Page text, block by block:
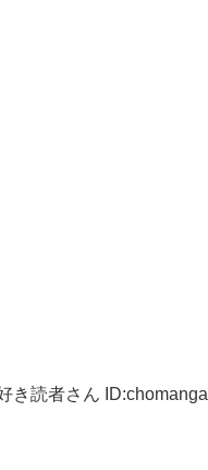
き読者さん ID:chomanga